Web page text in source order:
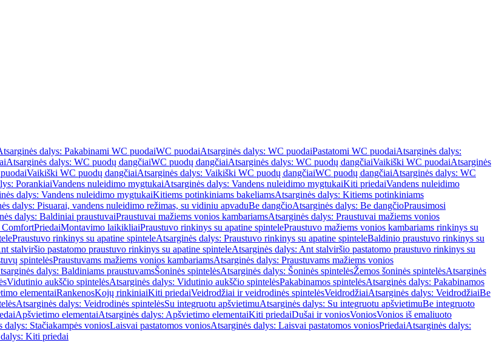
dalys: Pakabinami WC puodaiWC puodaiAtsarginės dalys: WC puodaiPastatomi WC puodaiAtsarginės dalys:
Atsarginės dalys: WC puodų dangčiaiWC puodų dangčiaiAtsarginės dalys: WC puodų dangčiaiVaikiški WC puodaiAtsarginės
Vaikiški WC puodų dangčiaiAtsarginės dalys: Vaikiški WC puodų dangčiaiWC puodų dangčiaiAtsarginės dalys: WC
PorankiaiVandens nuleidimo mygtukaiAtsarginės dalys: Vandens nuleidimo mygtukaiKiti priedaiVandens nuleidimo
dalys: Vandens nuleidimo mygtukaiKitiems potinkiniams bakeliamsAtsarginės dalys: Kitiems potinkiniams
dalys: Pisuarai, vandens nuleidimo režimas, su vidiniu apvaduBe dangčioAtsarginės dalys: Be dangčioPrausimosi
dalys: Baldiniai praustuvaiPraustuvai mažiems vonios kambariamsAtsarginės dalys: Praustuvai mažiems vonios
ComfortPriedaiMontavimo laikikliaiPraustuvo rinkinys su apatine spintelePraustuvo mažiems vonios kambariams rinkinys su
Praustuvo rinkinys su apatine spinteleAtsarginės dalys: Praustuvo rinkinys su apatine spinteleBaldinio praustuvo rinkinys su
stalviršio pastatomo praustuvo rinkinys su apatine spinteleAtsarginės dalys: Ant stalviršio pastatomo praustuvo rinkinys su
spintelėsPraustuvams mažiems vonios kambariamsAtsarginės dalys: Praustuvams mažiems vonios
dalys: Baldiniams praustuvamsŠoninės spintelėsAtsarginės dalys: Šoninės spintelėsŽemos šoninės spintelėsAtsarginės
Vidutinio aukščio spintelėsAtsarginės dalys: Vidutinio aukščio spintelėsPakabinamos spintelėsAtsarginės dalys: Pakabinamos
elementaiRankenosKojų rinkiniaiKiti priedaiVeidrodžiai ir veidrodinės spintelėsVeidrodžiaiAtsarginės dalys: VeidrodžiaiBe
Atsarginės dalys: Veidrodinės spintelėsSu integruotu apšvietimuAtsarginės dalys: Su integruotu apšvietimuBe integruoto
Apšvietimo elementaiAtsarginės dalys: Apšvietimo elementaiKiti priedaiDušai ir voniosVoniosVonios iš emaliuoto
dalys: Stačiakampės voniosLaisvai pastatomos voniosAtsarginės dalys: Laisvai pastatomos voniosPriedaiAtsarginės dalys:
Kiti priedai